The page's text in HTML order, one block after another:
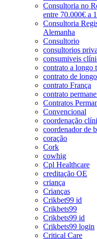
Consultoria no
entre 70.000€ a
Consultoria
Alemanha
Consultorio
consultorios
consumiveis
contrato a longo
contrato de
contrato França
contrato
Contratos
Convencional
coordenação
coordenador de
coração
Cork
cowhig
Cpl Healthcare
creditação OE
criança
Crianças
Crikbet99 id
Crikbets99
Crikbets99 id
Crikbets99 login
Critical Care